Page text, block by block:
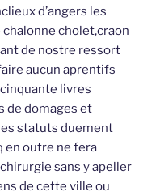
d’angers les
cholet,craon
de nostre ressort
aucun aprentifs
livres
de domages et
statuts duement
outre ne fera
sans y apeller
de cette ville ou